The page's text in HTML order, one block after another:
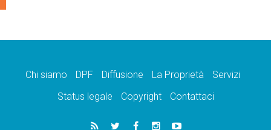
Chi siamo DPF Diffusione La Proprietà
Servizi
Status legale
Copyright Contattaci